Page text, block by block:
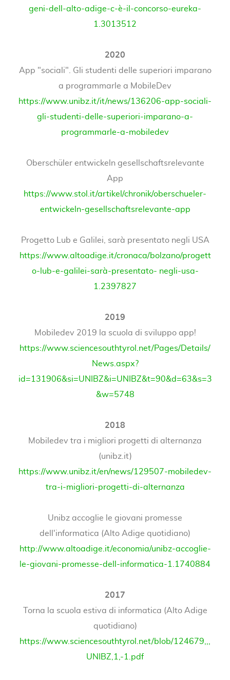
geni-dell-alto-adige-c-è-il-concorso-eureka-
1.3013512
2020
App "sociali". Gli studenti delle superiori imparano
a programmarle a MobileDev
https://www.unibz.it/it/news/136206-app-sociali-
gli-studenti-delle-superiori-imparano-a-
programmarle-a-mobiledev
Oberschüler entwickeln gesellschaftsrelevante
App
https://www.stol.it/artikel/chronik/oberschueler-
entwickeln-gesellschaftsrelevante-app
Progetto Lub e Galilei, sarà presentato negli USA
https://www.altoadige.it/cronaca/bolzano/progett
o-lub-e-galilei-sarà-presentato- negli-usa-
1.2397827
2019
Mobiledev 2019 la scuola di sviluppo app!
https://www.sciencesouthtyrol.net/Pages/Details/
News.aspx?
id=131906&si=UNIBZ&i=UNIBZ&t=90&d=63&s=3
&w=5748
2018
Mobiledev tra i migliori progetti di alternanza
(unibz.it)
https://www.unibz.it/en/news/129507-mobiledev-
tra-i-migliori-progetti-di-alternanza
Unibz accoglie le giovani promesse
dell'informatica (Alto Adige quotidiano)
http://www.altoadige.it/economia/unibz-accoglie-
le-giovani-promesse-dell-informatica-1.1740884
2017
Torna la scuola estiva di informatica (Alto Adige
quotidiano)
https://www.sciencesouthtyrol.net/blob/124679,,,
UNIBZ,1,-1.pdf